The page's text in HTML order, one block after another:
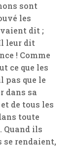
sont
les
dit ;
leur dit
! Comme
ce que les
pas que le
dans sa
de tous les
toute
Quand ils
rendaient,